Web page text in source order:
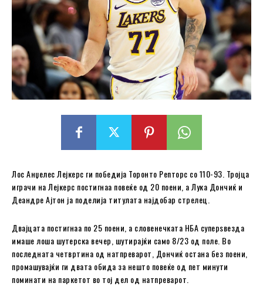
Лос Анџелес Лејкерс ги победија Торонто Репторс со 110-93. Тројца
играчи на Лејкерс постигнаа повеќе од 20 поени, а Лука Дончиќ и
Деандре Ајтон ја поделија титулата најдобар стрелец.
Двајцата постигнаа по 25 поени, а словенечката НБА суперѕвезда
имаше лоша шутерска вечер, шутирајќи само 8/23 од поле. Во
последната четвртина од натпреварот, Дончиќ остана без поени,
промашувајќи ги двата обида за нешто повеќе од пет минути
поминати на паркетот во тој дел од натпреварот.